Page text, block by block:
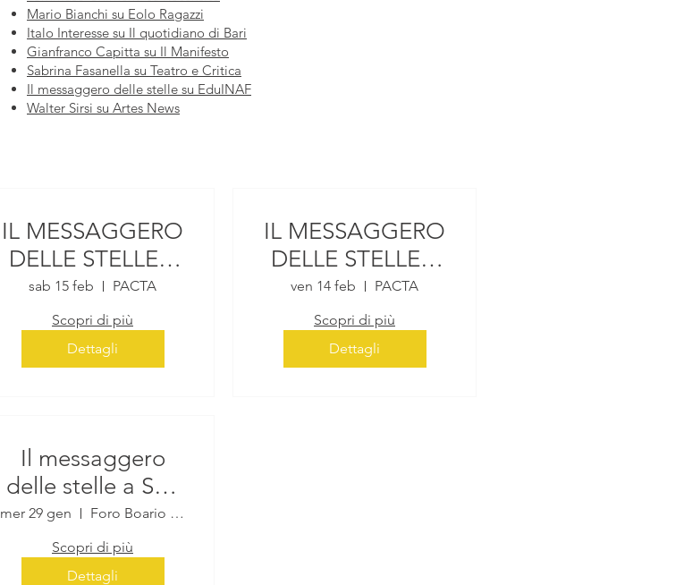
Mario Bianchi su Eolo Ragazzi
Italo Interesse su Il quotidiano di Bari
Gianfranco Capitta su Il Manifesto
Sabrina Fasanella su Teatro e Critica
Il messaggero delle stelle su EduINAF
Walter Sirsi su Artes News
IL MESSAGGERO
DELLE STELLE a
Milano
sab 15 feb
PACTA
Scopri di più
Dettagli
IL MESSAGGERO
DELLE STELLE a
Milano
ven 14 feb
PACTA
Scopri di più
Dettagli
Il messaggero
delle stelle a San
Damiano d'Asti
mer 29 gen
Foro Boario di San Damiano d'Asti
Scopri di più
Dettagli